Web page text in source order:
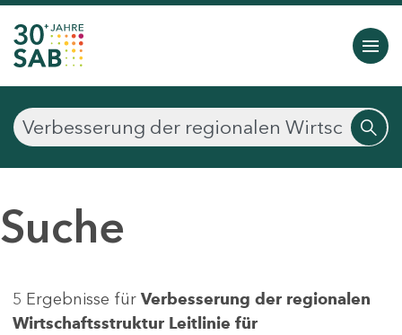
Suche
5 Ergebnisse für Verbesserung der regionalen
Wirtschaftsstruktur Leitlinie für